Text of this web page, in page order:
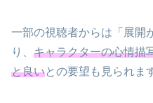
一部の視聴者からは「展開
り、 キャラクターの心情描
と良いとの要望も見られま